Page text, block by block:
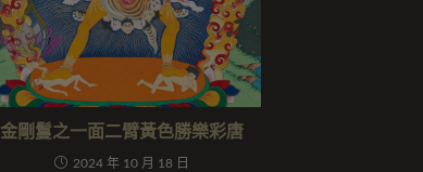
金剛鬘之一面二臂黃色勝樂彩唐
2024 年 10 月 18 日